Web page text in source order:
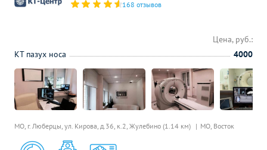
168 отзывов
МО, г. Люберцы, ул. Кирова, д.36, к.2, Жулебино (1.14 км) МО, Восток
Цена, руб.:
КТ пазух носа
4000